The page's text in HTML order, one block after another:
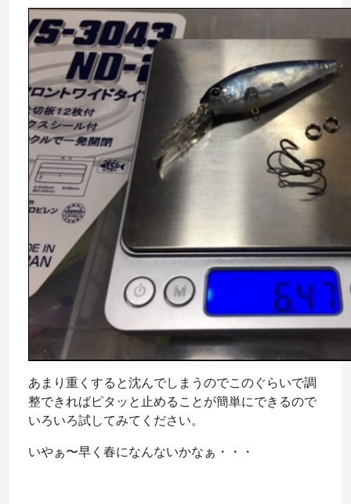
あまり重くすると沈んでしまうのでこのぐらいで調
整できればピタッと止めることが簡単にできるので
いろいろ試してみてください。
いやぁ〜早く春になんないかなぁ・・・